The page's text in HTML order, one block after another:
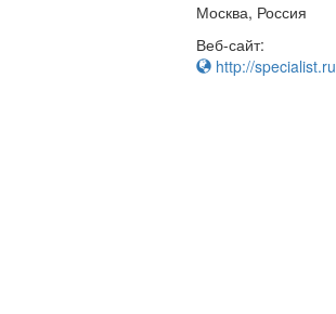
Москва, Россия
Веб-сайт:
http://specialist.ru